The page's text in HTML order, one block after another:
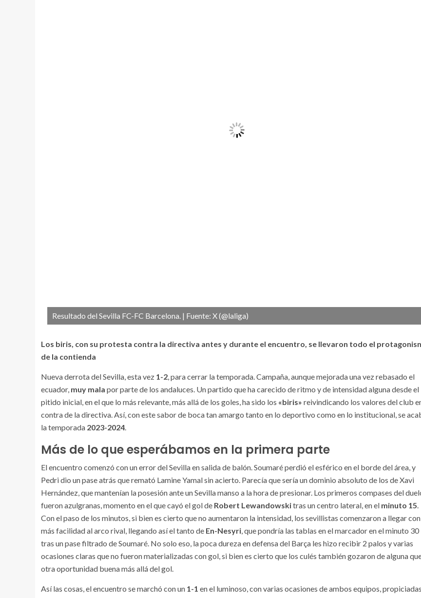
Resultado del Sevilla FC-FC Barcelona. | Fuente: X (@laliga)
Los biris, con su protesta contra la directiva antes y durante el encuentro, se llevaron todo el
de la contienda
Nueva derrota del Sevilla, esta vez 1-2, para cerrar la temporada. Campaña, aunque mejorada una vez rebasado el
ecuador, muy mala por parte de los andaluces. Un partido que ha carecido de ritmo y de intensidad alguna desde el
pitido inicial, en el que lo más relevante, más allá de los goles, ha sido los «biris» reivindicando los valores del club
contra de la directiva. Así, con este sabor de boca tan amargo tanto en lo deportivo como en lo institucional, se
la temporada 2023-2024.
Más de lo que esperábamos en la primera parte
El encuentro comenzó con un error del Sevilla en salida de balón. Soumaré perdió el esférico en el borde del área, y
Pedri dio un pase atrás que remató Lamine Yamal sin acierto. Parecía que sería un dominio absoluto de los de Xavi
Hernández, que mantenían la posesión ante un Sevilla manso a la hora de presionar. Los primeros compases del
fueron azulgranas, momento en el que cayó el gol de Robert Lewandowskitras un centro lateral, en el minuto 15.
Con el paso de los minutos, si bien es cierto que no aumentaron la intensidad, los sevillistas comenzaron a llegar con
más facilidad al arco rival, llegando así el tanto de En-Nesyri, que pondría las tablas en el marcador en el minuto 30
tras un pase filtrado de Soumaré. No solo eso, la poca dureza en defensa del Barça les hizo recibir 2 palos y varias
ocasiones claras que no fueron materializadas con gol, si bien es cierto que los culés también gozaron de alguna
otra oportunidad buena más allá del gol.
Así las cosas, el encuentro se marchó con un 1-1 en el luminoso, con varias ocasiones de ambos equipos, propiciadas